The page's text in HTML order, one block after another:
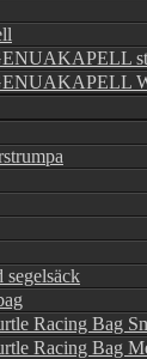
segelsäck
Racing Bag
Racing Bag